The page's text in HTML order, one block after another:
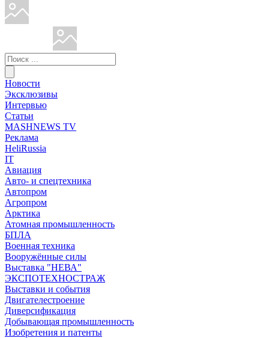
Новости
Эксклюзивы
Интервью
Статьи
MASHNEWS TV
Реклама
HeliRussia
IT
Авиация
Авто- и спецтехника
Автопром
Агропром
Арктика
Атомная промышленность
БПЛА
Военная техника
Вооружённые силы
Выставка "НЕВА"
ЭКСПОТЕХНОСТРАЖ
Выставки и события
Двигателестроение
Диверсификация
Добывающая промышленность
Изобретения и патенты